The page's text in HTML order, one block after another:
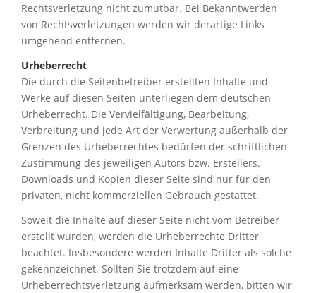
Rechtsverletzung nicht zumutbar. Bei Bekanntwerden
von Rechtsverletzungen werden wir derartige Links
umgehend entfernen.
Urheberrecht
Die durch die Seitenbetreiber erstellten Inhalte und
Werke auf diesen Seiten unterliegen dem deutschen
Urheberrecht. Die Vervielfältigung, Bearbeitung,
Verbreitung und jede Art der Verwertung außerhalb der
Grenzen des Urheberrechtes bedürfen der schriftlichen
Zustimmung des jeweiligen Autors bzw. Erstellers.
Downloads und Kopien dieser Seite sind nur für den
privaten, nicht kommerziellen Gebrauch gestattet.
Soweit die Inhalte auf dieser Seite nicht vom Betreiber
erstellt wurden, werden die Urheberrechte Dritter
beachtet. Insbesondere werden Inhalte Dritter als solche
gekennzeichnet. Sollten Sie trotzdem auf eine
Urheberrechtsverletzung aufmerksam werden, bitten wir